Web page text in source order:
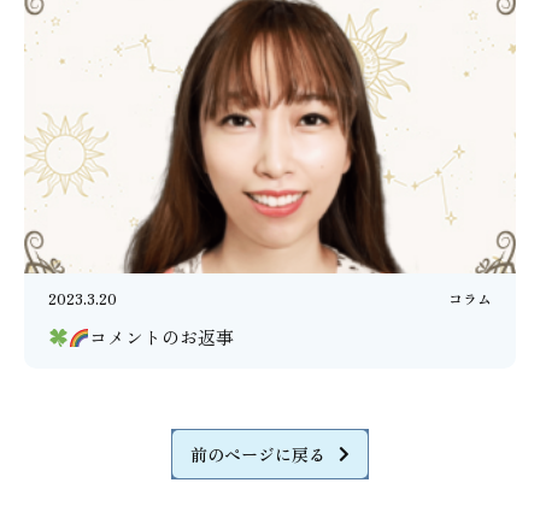
2023.3.20 コラム
コメントのお返事
前のページに戻る